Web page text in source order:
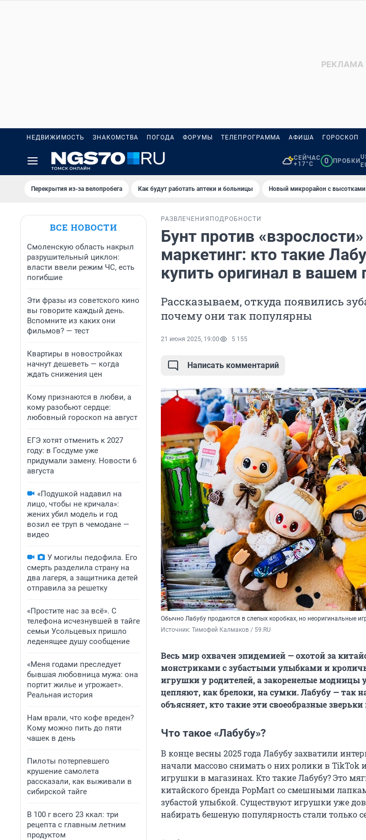
НЕДВИЖИМОСТЬ ЗНАКОМСТВА ПОГОДА ФОРУМЫ ТЕЛЕПРОГРАММА АФИША ГОРОСКОП
СЕЙЧАС
+17°C
0 ПРОБКИ
Перекрытия из-за велопробега Как будут работать аптеки и больницы Новый микрорайон с высотками
ВСЕ НОВОСТИ
Смоленскую область накрыл
разрушительный циклон:
власти ввели режим ЧС, есть
погибшие
Эти фразы из советского кино
вы говорите каждый день.
Вспомните из каких они
фильмов? — тест
Квартиры в новостройках
начнут дешеветь — когда
ждать снижения цен
Кому признаются в любви, а
кому разобьют сердце:
любовный гороскоп на август
ЕГЭ хотят отменить к 2027
году: в Госдуме уже
придумали замену. Новости 6
августа
«Подушкой надавил на
лицо, чтобы не кричала»:
жених убил модель и год
возил ее труп в чемодане —
видео
У могилы педофила. Его
смерть разделила страну на
два лагеря, а защитника детей
отправила за решетку
«Простите нас за всё». С
телефона исчезнувшей в тайге
семьи Усольцевых пришло
леденящее душу сообщение
«Меня годами преследует
бывшая любовница мужа: она
портит жилье и угрожает».
Реальная история
Нам врали, что кофе вреден?
Кому можно пить до пяти
чашек в день
Пилоты потерпевшего
крушение самолета
рассказали, как выживали в
сибирской тайге
В 100 г всего 23 ккал: три
рецепта с главным летним
продуктом
РАЗВЛЕЧЕНИЯ ПОДРОБНОСТИ
Бунт против
маркетинг: кто такие
купить оригинал в вашем
Рассказываем, откуда появились
почему они так популярны
21 июня 2025, 19:00 5 155
Написать комментарий
Обычно Лабубу продаются в слепых коробках, но неоригинальные
Источник: Тимофей Калмаков / 59.RU
Весь мир охвачен эпидемией — охотой за
монстриками с зубастыми улыбками и
игрушки у родителей, а закоренелые модницы
цепляют, как брелоки, на сумки. Лабубу — так
объясняет, кто такие эти своеобразные
Что такое «Лабубу»?
В конце весны 2025 года Лабубу захватили
начали массово снимать о них ролики в TikTok
игрушки в магазинах. Кто такие Лабубу? Это
китайского бренда PopMart со смешными
зубастой улыбкой. Существуют игрушки уже
набирать бешеную популярность стали только